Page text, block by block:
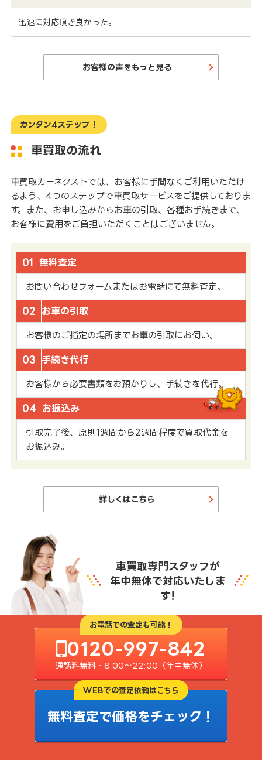
迅速に対応頂き良かった。
お客様の声をもっと見る
カンタン4ステップ！
車買取の流れ
車買取カーネクストでは、お客様に手間なくご利用いただけ
るよう、4つのステップで車買取サービスをご提供しておりま
す。また、お申し込みからお車の引取、各種お手続きまで、
お客様に費用をご負担いただくことはございません。
01 無料査定
お問い合わせフォームまたはお電話にて無料査定。
02 お車の引取
お客様のご指定の場所までお車の引取にお伺い。
03 手続き代行
お客様から必要書類をお預かりし、手続きを代行。
04 お振込み
引取完了後、原則1週間から2週間程度で買取代金を
お振込み。
詳しくはこちら
車買取専門スタッフが
年中無休で対応いたしま
す!
お電話での査定も可能！
0120-997-842
通話料無料・8:00〜22:00（年中無休）
WEBでの査定依頼はこちら
無料査定で価格をチェック！